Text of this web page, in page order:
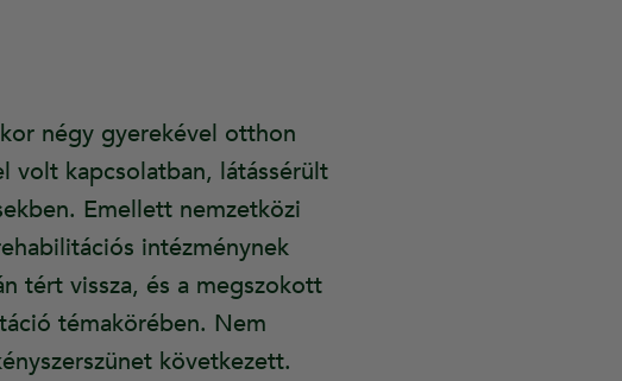
négy gyerekével otthon
volt kapcsolatban, látássérült
Emellett nemzetközi
intézménynek
tért vissza, és a megszokott
témakörében. Nem
következett.